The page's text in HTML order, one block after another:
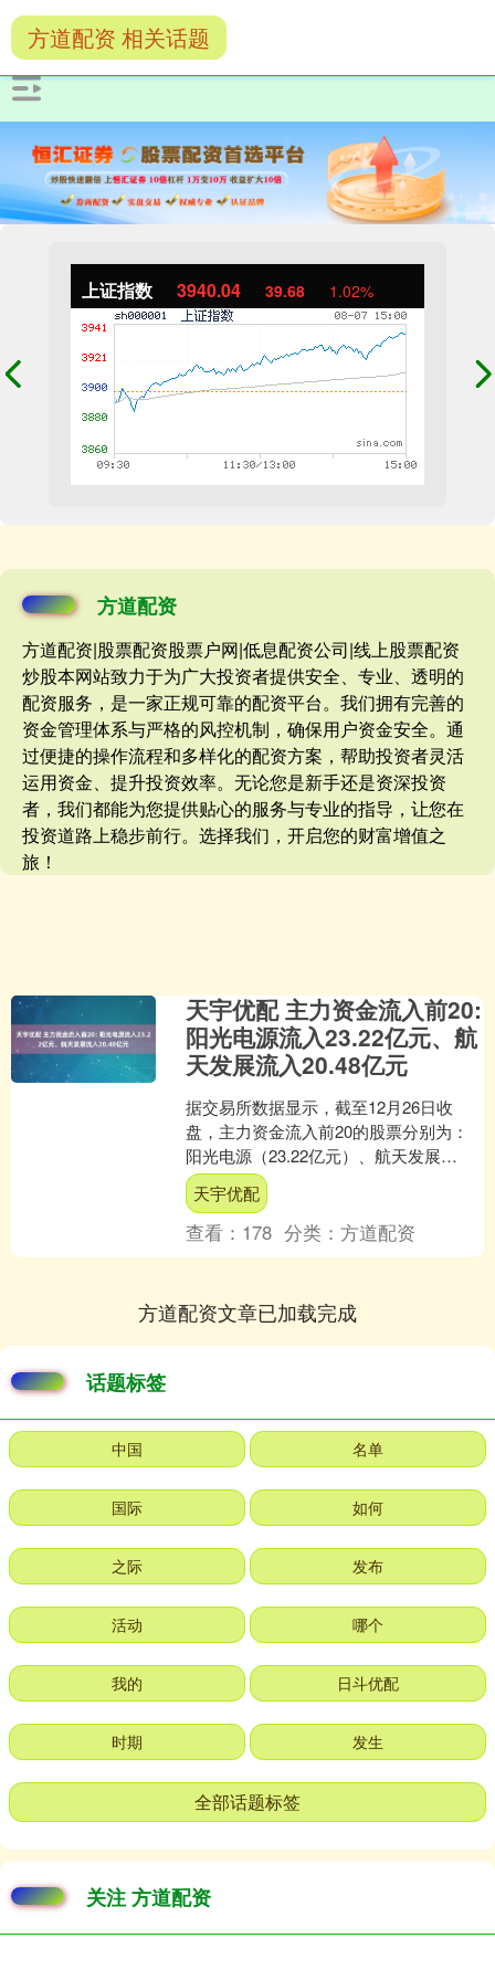
上证指数 3940.04 39.68 1.02%
方道配资
方道配资|股票配资股票户网|低息配资公司|线上股票配资
炒股本网站致力于为广大投资者提供安全、专业、透明的
配资服务，是一家正规可靠的配资平台。我们拥有完善的
资金管理体系与严格的风控机制，确保用户资金安全。通
过便捷的操作流程和多样化的配资方案，帮助投资者灵活
运用资金、提升投资效率。无论您是新手还是资深投资
者，我们都能为您提供贴心的服务与专业的指导，让您在
投资道路上稳步前行。选择我们，开启您的财富增值之
旅！
方道配资 相关话题
天宇优配 主力资金流入前20:
阳光电源流入23.22亿元、航
天发展流入20.48亿元
据交易所数据显示，截至12月26日收
盘，主力资金流入前20的股票分别为：
阳光电源（23.22亿元）、航天发展
（20.48亿元）、比亚迪（14.73亿元）、
多氟多....
天宇优配
查看： 178 分类：方道配资
方道配资文章已加载完成
话题标签
中国 名单
国际 如何
之际 发布
活动 哪个
我的 日斗优配
时期 发生
全部话题标签
关注 方道配资